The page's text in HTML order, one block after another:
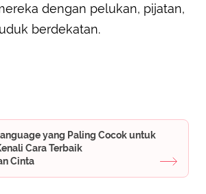
dengan pelukan, pijatan,
berdekatan.
yang Paling Cocok untuk
Cara Terbaik
Cinta